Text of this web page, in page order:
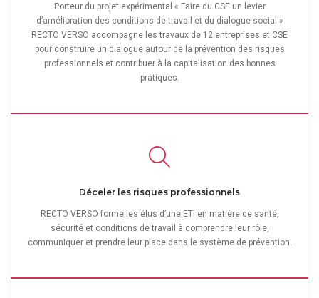
Porteur du projet expérimental « Faire du CSE un levier
d’amélioration des conditions de travail et du dialogue social »
RECTO VERSO accompagne les travaux de 12 entreprises et CSE
pour construire un dialogue autour de la prévention des risques
professionnels et contribuer à la capitalisation des bonnes
pratiques.
Déceler les risques professionnels
RECTO VERSO forme les élus d’une ETI en matière de santé,
sécurité et conditions de travail à comprendre leur rôle,
communiquer et prendre leur place dans le système de prévention.